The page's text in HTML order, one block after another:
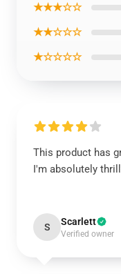
★★★☆☆
★★☆☆☆
★☆☆☆☆
This product has
I'm absolutely
S Scarlett
Verified owner